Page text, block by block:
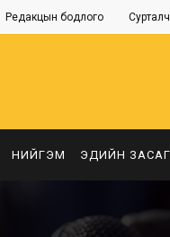
Редакцын бодлого
НИЙГЭМ ЭДИЙН ЗАСАГ